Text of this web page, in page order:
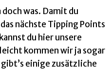
was. Damit du
nächste Tipping Points
du hier unsere
kommen wir ja sogar
einige zusätzliche